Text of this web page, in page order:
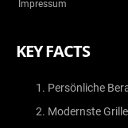
Impressum
KEY FACTS
Persönliche
Modernste